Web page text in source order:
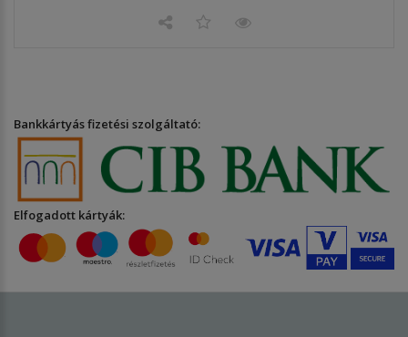
Bankkártyás fizetési szolgáltató:
Elfogadott kártyák: